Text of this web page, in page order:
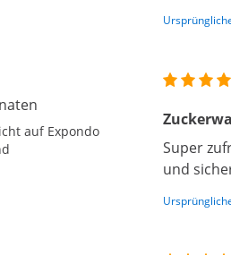
auf Expondo
Super
und